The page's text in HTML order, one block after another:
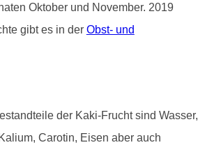
Oktober und November. 2019
gibt es in der Obst- und
der Kaki-Frucht sind Wasser,
Carotin, Eisen aber auch